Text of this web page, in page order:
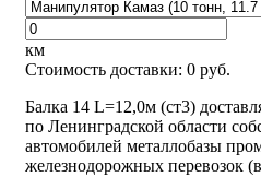
км
Стоимость доставки: 0 руб.
Балка 14 L=12,0м (ст3)
по Ленинградской области
автомобилей металлобазы
железнодорожных перевозок